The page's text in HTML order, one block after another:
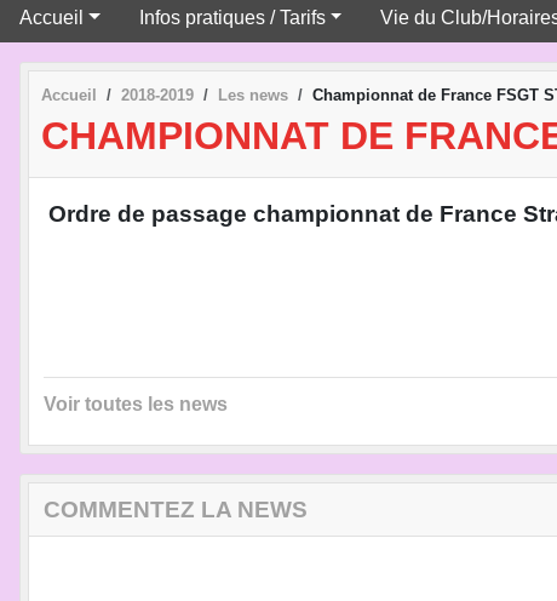
Accueil Infos pratiques / Tarifs Vie du Club/
Accueil 2018-2019 Les news Championnat de France FSGT
CHAMPIONNAT DE
Ordre de passage championnat de France
Voir toutes les news
COMMENTEZ LA NEWS